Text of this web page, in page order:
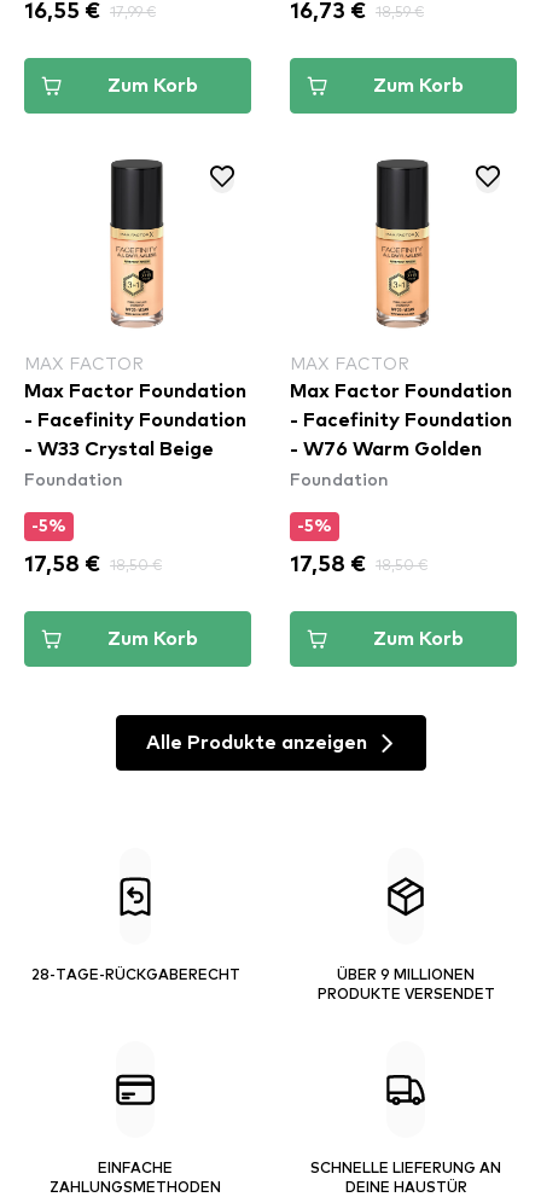
16,55 € 17,99 €
Zum Korb
16,73 € 18,59 €
Zum Korb
MAX FACTOR
Max Factor Foundation
- Facefinity Foundation
- W33 Crystal Beige
Foundation
-5%
17,58 € 18,50 €
Zum Korb
MAX FACTOR
Max Factor Foundation
- Facefinity Foundation
- W76 Warm Golden
Foundation
-5%
17,58 € 18,50 €
Zum Korb
Alle Produkte anzeigen
28-TAGE-RÜCKGABERECHT
ÜBER 9 MILLIONEN
PRODUKTE VERSENDET
EINFACHE
ZAHLUNGSMETHODEN
SCHNELLE LIEFERUNG AN
DEINE HAUSTÜR